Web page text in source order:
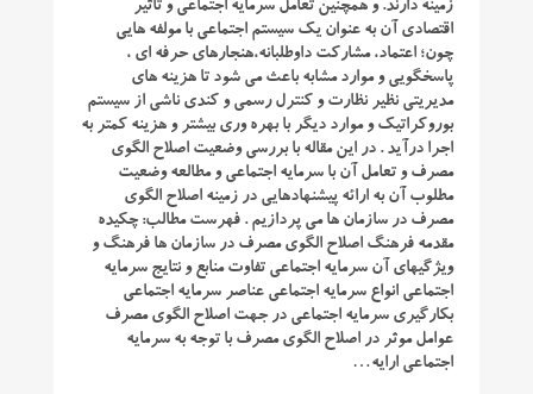
زمینه دارند. و همچنین تعامل سرمایه اجتماعی و تاثیر
اقتصادی آن به عنوان یک سیستم اجتماعی با مولفه هایی
چون؛ اعتماد، مشارکت داوطلبانه،هنجارهای حرفه ای ،
پاسخگویی و موارد مشابه باعث می شود تا هزینه های
مدیریتی نظیر نظارت و کنترل رسمی و کندی ناشی از سیستم
بوروکراتیک و موارد دیگر با بهره وری بیشتر و هزینه کمتر به
اجرا درآید . در این مقاله با بررسی وضعیت اصلاح الگوی
مصرف و تعامل آن با سرمایه اجتماعی و مطالعه وضعیت
مطلوب آن به ارائه پیشنهادهایی در زمینه اصلاح الگوی
مصرف در سازمان ها می پردازیم . فهرست مطالب: چکیده
مقدمه فرهنگ اصلاح الگوی مصرف در سازمان ها فرهنگ و
ویژگیهای آن سرمایه اجتماعی تفاوت منابع و نتایج سرمایه
اجتماعی انواع سرمایه اجتماعی عناصر سرمایه اجتماعی
بکارگیری سرمایه اجتماعی در جهت اصلاح الگوی مصرف
عوامل موثر در اصلاح الگوی مصرف با توجه به سرمایه
اجتماعی ارایه…